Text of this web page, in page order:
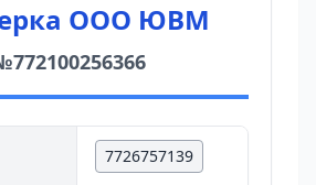
ООО ЮВМ
7726757139